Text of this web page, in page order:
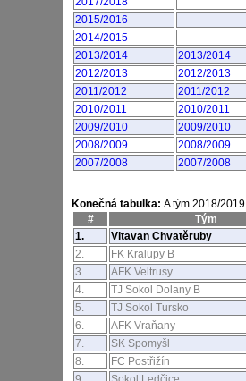
2015/2016
2014/2015
2013/2014
2013/2014
2012/2013
2012/2013
2011/2012
2011/2012
2010/2011
2010/2011
2009/2010
2009/2010
2008/2009
2008/2009
2007/2008
2007/2008
Konečná tabulka: A tým 2018/2019
#
Tým
1.
Vltavan Chvatěruby
2.
FK Kralupy B
3.
AFK Veltrusy
4.
TJ Sokol Dolany B
5.
TJ Sokol Tursko
6.
AFK Vraňany
7.
SK Spomyšl
8.
FC Postřižín